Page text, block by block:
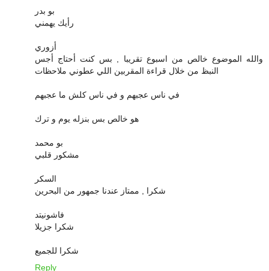
بو بدر
رأيك يهمني
أزوري
والله الموضوع خالص من اسبوع تقريبا , بس كنت أحتاج أجس
النبظ من خلال قراءة المقربين اللي عطوني ملاحظات
في ناس عجبهم و في ناس كلش ما عجبهم
هو خالص بس بنزله يوم و ترك
بو محمد
مشكور قلبي
السكر
شكرا , ممتاز عندنا جمهور من البحرين
فاشونيتد
شكرا جزيلا
شكرا للجميع
Reply